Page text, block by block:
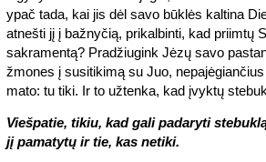
ypač tada, kai jis dėl savo būklės kaltina
atnešti jį į bažnyčią, prikalbinti, kad priimtų
sakramentą? Pradžiugink Jėzų savo
žmones į susitikimą su Juo,
mato: tu tiki. Ir to užtenka, kad įvyktų
Viešpatie, tikiu, kad gali padaryti
jį pamatytų ir tie, kas netiki.